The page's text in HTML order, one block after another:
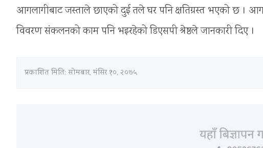
आगलागीबाट जस्ताले छाएको दुई तले घर पनि क्षतिग्रस्त भएको छ ।
विवरण संकलनको काम पनि भइरहेको डिएसपी श्रेष्ठले जानकारी दिए ।
प्रकाशित मिति: सोमबार, मंसिर १०, २०७५